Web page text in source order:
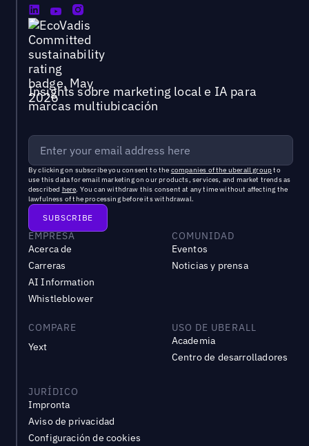
Insights sobre marketing local e IA para
marcas multiubicación
By clicking on subscribe you consent to the companies of the uberall groupto
use this data for email marketing on our products, services, and market trends as
described here. You can withdraw this consent at any time without affecting the
lawfulness of the processing before its withdrawal.
EMPRESA
Acerca de
Carreras
AI Information
Whistleblower
COMUNIDAD
Eventos
Noticias y prensa
COMPARE
Yext
USO DE UBERALL
Academia
Centro de desarrolladores
JURÍDICO
Impronta
Aviso de privacidad
Configuración de cookies